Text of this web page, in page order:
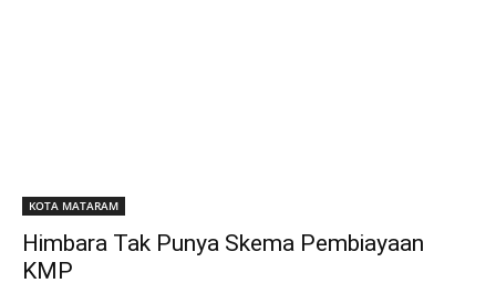
KOTA MATARAM
Himbara Tak Punya Skema Pembiayaan
KMP